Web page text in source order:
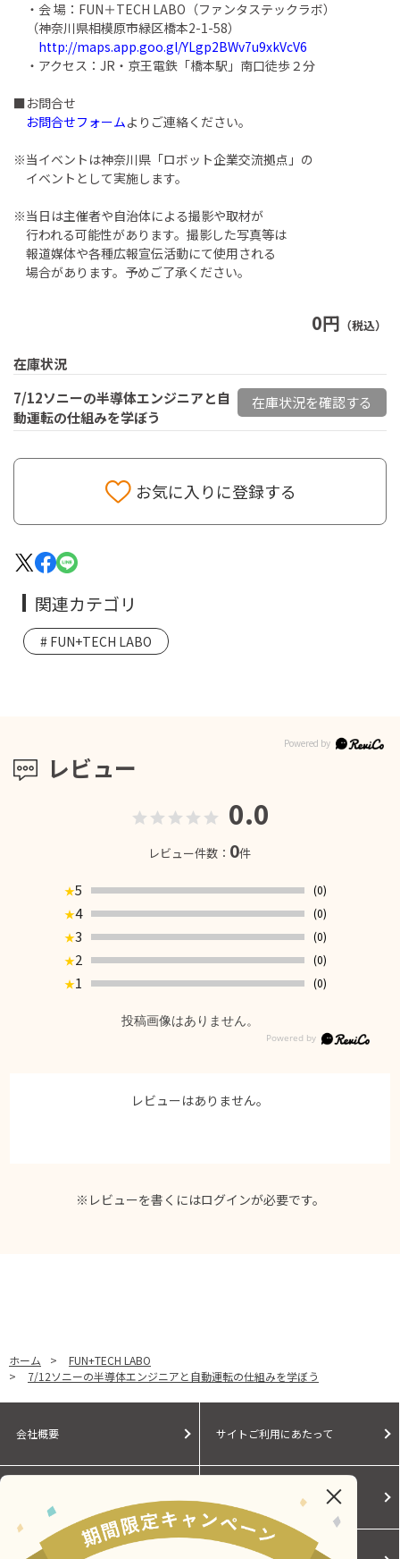
0円 （税込）
在庫状況
7/12ソニーの半導体エンジニアと自
動運転の仕組みを学ぼう
在庫状況を確認する
・会 場：FUN＋TECH LABO（ファンタステックラボ）
（神奈川県相模原市緑区橋本2-1-58）
http://maps.app.goo.gl/YLgp2BWv7u9xkVcV6
・アクセス：JR・京王電鉄「橋本駅」南口徒歩２分
■お問合せ
お問合せフォームよりご連絡ください。
※当イベントは神奈川県「ロボット企業交流拠点」の
イベントとして実施します。
※当日は主催者や自治体による撮影や取材が
行われる可能性があります。撮影した写真等は
報道媒体や各種広報宣伝活動にて使用される
場合があります。予めご了承ください。
お気に入りに登録する
レビュー
0.0
レビュー件数： 0件
★5
(0)
★4
(0)
★3
(0)
★2
(0)
★1 (0)
投稿画像はありません。
レビューはありません。
※レビューを書くにはログインが必要です。
関連カテゴリ
FUN+TECH LABO
ホーム >
FUN+TECH LABO
>
7/12ソニーの半導体エンジニアと自動運転の仕組みを学ぼう
会社概要 サイトご利用にあたって